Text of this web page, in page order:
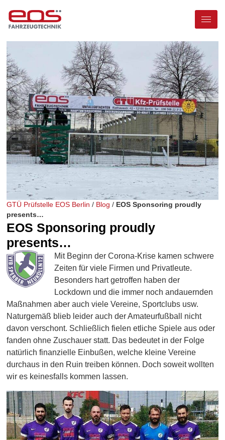
GTÜ Prüfstelle EOS Berlin / Blog / EOS Sponsoring proudly
presents…
EOS Sponsoring proudly
presents…
Mit Beginn der Corona-Krise kamen schwere
Zeiten für viele Firmen und Privatleute.
Besonders hart getroffen haben der
Lockdown und die immer noch andauernden
Maßnahmen aber auch viele Vereine, Sportclubs usw.
Naturgemäß blieb leider auch der Amateurfußball nicht
davon verschont. Schließlich fielen etliche Spiele aus oder
fanden ohne Zuschauer statt. Das bedeutet in der Folge
natürlich finanzielle Einbußen, welche kleine Vereine
durchaus in den Ruin treiben können. Doch soweit wollten
wir es keinesfalls kommen lassen.